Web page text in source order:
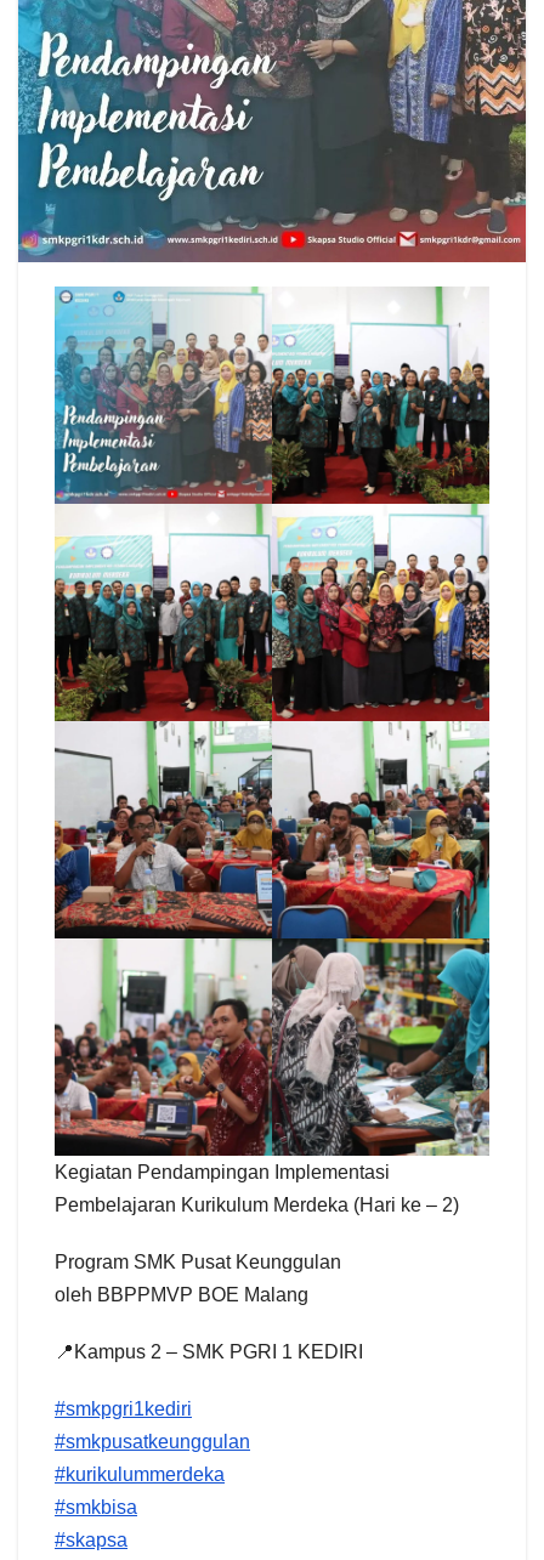
Kegiatan Pendampingan Implementasi
Pembelajaran Kurikulum Merdeka (Hari ke – 2)
Program SMK Pusat Keunggulan
oleh BBPPMVP BOE Malang
📍Kampus 2 – SMK PGRI 1 KEDIRI
#smkpgri1kediri
#smkpusatkeunggulan
#kurikulummerdeka
#smkbisa
#skapsa